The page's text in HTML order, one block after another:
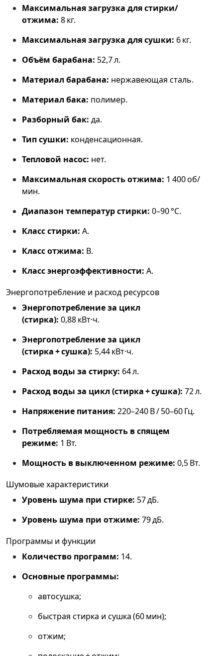
Максимальная загрузка для стирки/
отжима: 8 кг.
Максимальная загрузка для сушки: 6 кг.
Объём барабана: 52,7 л.
Материал барабана: нержавеющая сталь.
Материал бака: полимер.
Разборный бак: да.
Тип сушки: конденсационная.
Тепловой насос: нет.
Максимальная скорость отжима: 1 400 об/
мин.
Диапазон температур стирки: 0–90 °C.
Класс стирки: A.
Класс отжима: B.
Класс энергоэффективности: A.
Энергопотребление и расход ресурсов
Энергопотребление за цикл
(стирка): 0,88 кВт·ч.
Энергопотребление за цикл
(стирка + сушка): 5,44 кВт·ч.
Расход воды за стирку: 64 л.
Расход воды за цикл (стирка + сушка): 72 л.
Напряжение питания: 220–240 В / 50–60 Гц.
Потребляемая мощность в спящем
режиме: 1 Вт.
Мощность в выключенном режиме: 0,5 Вт.
Шумовые характеристики
Уровень шума при стирке: 57 дБ.
Уровень шума при отжиме: 79 дБ.
Программы и функции
Количество программ: 14.
Основные программы:
автосушка;
быстрая стирка и сушка (60 мин);
отжим;